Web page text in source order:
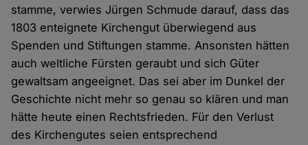
stamme, verwies Jürgen Schmude darauf, dass das
1803 enteignete Kirchengut überwiegend aus
Spenden und Stiftungen stamme. Ansonsten hätten
auch weltliche Fürsten geraubt und sich Güter
gewaltsam angeeignet. Das sei aber im Dunkel der
Geschichte nicht mehr so genau so klären und man
hätte heute einen Rechtsfrieden. Für den Verlust
des Kirchengutes seien entsprechend